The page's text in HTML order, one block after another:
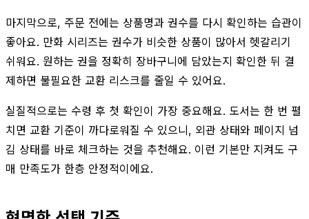
마지막으로, 주문 전에는 상품명과 권수를 다시 확인하는 습관이
좋아요. 만화 시리즈는 권수가 비슷한 상품이 많아서 헷갈리기
쉬워요. 원하는 권을 정확히 장바구니에 담았는지 확인한 뒤 결
제하면 불필요한 교환 리스크를 줄일 수 있어요.
실질적으로는 수령 후 첫 확인이 가장 중요해요. 도서는 한 번 펼
치면 교환 기준이 까다로워질 수 있으니, 외관 상태와 페이지 넘
김 상태를 바로 체크하는 것을 추천해요. 이런 기본만 지켜도 구
매 만족도가 한층 안정적이에요.